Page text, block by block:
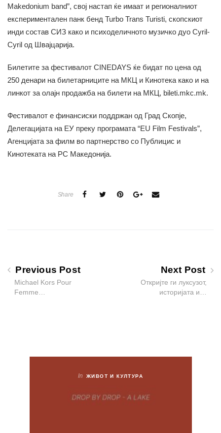
Makedonium band”, свој настап ќе имаат и регионалниот
експериментален панк бенд Turbo Trans Turisti, скопскиот
инди состав СИЗ како и психоделичното музичко дуо Cyril-
Cyril од Швајцарија.
Билетите за фестивалот CINEDAYS ќе бидат по цена од
250 денари на билетарниците на МКЦ и Кинотека како и на
линкот за олајн продажба на билети на МКЦ, bileti.mkc.mk.
Фестивалот е финансиски поддржан од Град Скопје,
Делегацијата на ЕУ преку програмата “EU Film Festivals”,
Агенцијата за филм во партнерство со Публицис и
Кинотеката на РС Македонија.
Share
Previous Post
Michael Kors Pour
Femme…
Next Post
Откријте ги луксузот,
историјата и…
In ЖИВОТ И КУЛТУРА